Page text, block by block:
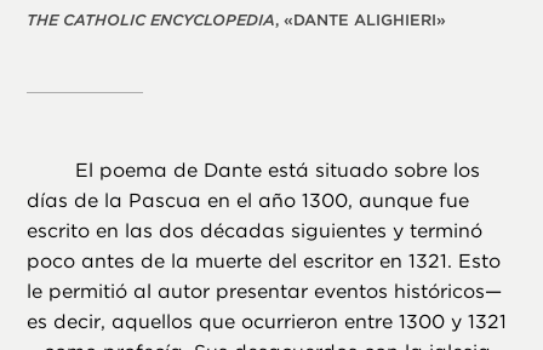
THE CATHOLIC ENCYCLOPEDIA, «DANTE ALIGHIERI»
El poema de Dante está situado sobre los
días de la Pascua en el año 1300, aunque fue
escrito en las dos décadas siguientes y terminó
poco antes de la muerte del escritor en 1321. Esto
le permitió al autor presentar eventos históricos—
es decir, aquellos que ocurrieron entre 1300 y 1321